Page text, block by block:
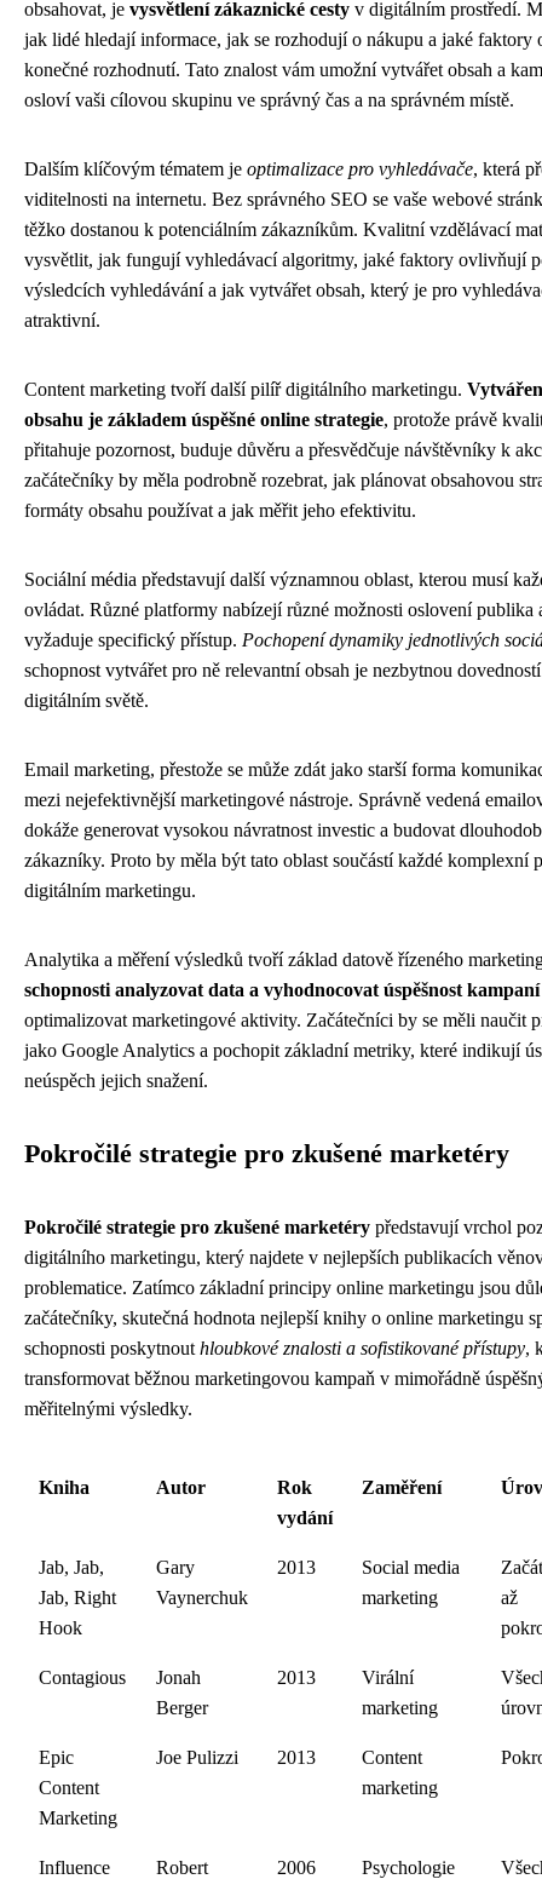
obsahovat, je vysvětlení zákaznické cesty v digitálním prostředí.
jak lidé hledají informace, jak se rozhodují o nákupu a jaké
konečné rozhodnutí. Tato znalost vám umožní vytvářet obsah a
osloví vaši cílovou skupinu ve správný čas a na správném místě.
Dalším klíčovým tématem je optimalizace pro vyhledávače, která
viditelnosti na internetu. Bez správného SEO se vaše webové
těžko dostanou k potenciálním zákazníkům. Kvalitní vzdělávací
vysvětlit, jak fungují vyhledávací algoritmy, jaké faktory ovlivňují
výsledcích vyhledávání a jak vytvářet obsah, který je pro
atraktivní.
Content marketing tvoří další pilíř digitálního marketingu.
obsahu je základem úspěšné online strategie, protože právě
přitahuje pozornost, buduje důvěru a přesvědčuje návštěvníky k
začátečníky by měla podrobně rozebrat, jak plánovat obsahovou
formáty obsahu používat a jak měřit jeho efektivitu.
Sociální média představují další významnou oblast, kterou musí
ovládat. Různé platformy nabízejí různé možnosti oslovení publika
vyžaduje specifický přístup. Pochopení dynamiky jednotlivých
schopnost vytvářet pro ně relevantní obsah je nezbytnou
digitálním světě.
Email marketing, přestože se může zdát jako starší forma
mezi nejefektivnější marketingové nástroje. Správně vedená
dokáže generovat vysokou návratnost investic a budovat
zákazníky. Proto by měla být tato oblast součástí každé komplexní
digitálním marketingu.
Analytika a měření výsledků tvoří základ datově řízeného
schopnosti analyzovat data a vyhodnocovat úspěšnost kampaní
optimalizovat marketingové aktivity. Začátečníci by se měli naučit
jako Google Analytics a pochopit základní metriky, které indikují
neúspěch jejich snažení.
Pokročilé strategie pro zkušené marketéry
Pokročilé strategie pro zkušené marketéry představují vrchol
digitálního marketingu, který najdete v nejlepších publikacích
problematice. Zatímco základní principy online marketingu jsou
začátečníky, skutečná hodnota nejlepší knihy o online marketingu
schopnosti poskytnout hloubkové znalosti a sofistikované přístupy,
transformovat běžnou marketingovou kampaň v mimořádně
měřitelnými výsledky.
Kniha Autor
Rok
vydání
Zaměření
Jab, Jab,
Jab, Right
Hook
Gary
Vaynerchuk
2013
Social media
marketing
až
Contagious
Jonah
Berger
2013
Virální
marketing
Epic
Content
Marketing
Joe Pulizzi 2013
Content
marketing
Influence
Robert
2006
Psychologie